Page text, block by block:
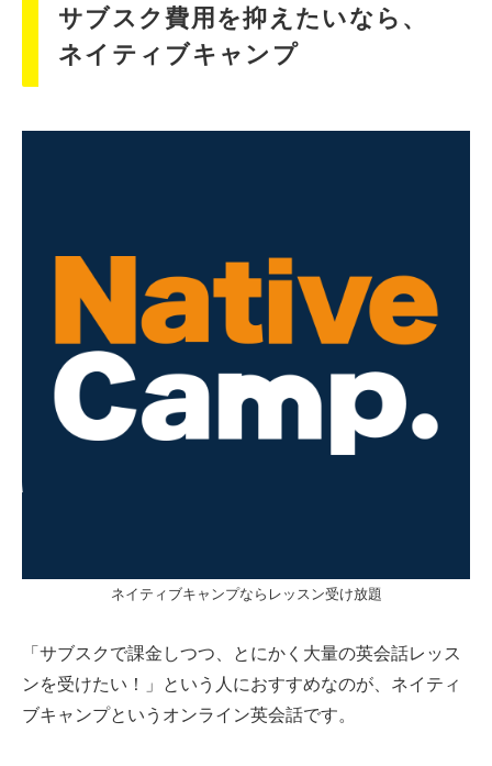
サブスク費用を抑えたいなら、
ネイティブキャンプ
ネイティブキャンプならレッスン受け放題
「サブスクで課金しつつ、とにかく大量の英会話レッス
ンを受けたい！」という人におすすめなのが、ネイティ
ブキャンプというオンライン英会話です。